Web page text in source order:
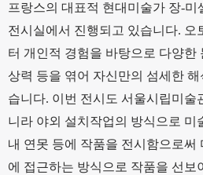
프랑스의 대표적 현대미술가 장-미
전시실에서 진행되고 있습니다. 오
터 개인적 경험을 바탕으로 다양한
상력 등을 엮어 자신만의 섬세한
습니다. 이번 전시도 서울시립미술
니라 야외 설치작업의 방식으로 미
내 연못 등에 작품을 전시함으로써
에 접근하는 방식으로 작품을 선보